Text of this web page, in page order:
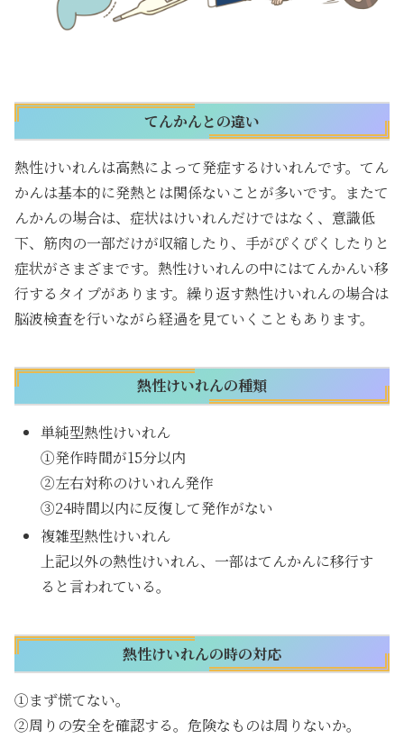
てんかんとの違い
熱性けいれんは高熱によって発症するけいれんです。てん
かんは基本的に発熱とは関係ないことが多いです。またて
んかんの場合は、症状はけいれんだけではなく、意識低
下、筋肉の一部だけが収縮したり、手がぴくぴくしたりと
症状がさまざまです。熱性けいれんの中にはてんかんい移
行するタイプがあります。繰り返す熱性けいれんの場合は
脳波検査を行いながら経過を見ていくこともあります。
熱性けいれんの種類
単純型熱性けいれん
①発作時間が15分以内
②左右対称のけいれん発作
③24時間以内に反復して発作がない
複雑型熱性けいれん
上記以外の熱性けいれん、一部はてんかんに移行す
ると言われている。
熱性けいれんの時の対応
①まず慌てない。
②周りの安全を確認する。危険なものは周りないか。